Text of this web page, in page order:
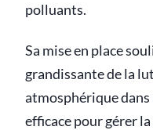
polluants.
Sa mise en place
grandissante de la
atmosphérique
efficace pour gérer